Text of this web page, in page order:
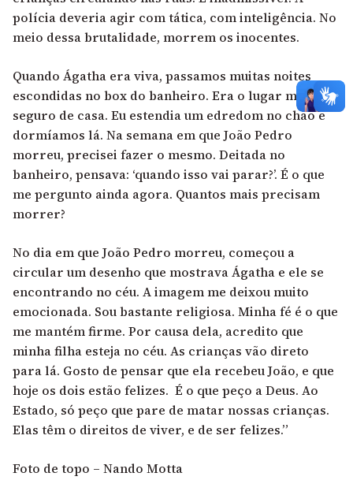
polícia deveria agir com tática, com inteligência. No
meio dessa brutalidade, morrem os inocentes.
Quando Ágatha era viva, passamos muitas noites
escondidas no box do banheiro. Era o lugar mais
seguro de casa. Eu estendia um edredom no chão e
dormíamos lá. Na semana em que João Pedro
morreu, precisei fazer o mesmo. Deitada no
banheiro, pensava: ‘quando isso vai parar?’. É o que
me pergunto ainda agora. Quantos mais precisam
morrer?
No dia em que João Pedro morreu, começou a
circular um desenho que mostrava Ágatha e ele se
encontrando no céu. A imagem me deixou muito
emocionada. Sou bastante religiosa. Minha fé é o que
me mantém firme. Por causa dela, acredito que
minha filha esteja no céu. As crianças vão direto
para lá. Gosto de pensar que ela recebeu João, e que
hoje os dois estão felizes. É o que peço a Deus. Ao
Estado, só peço que pare de matar nossas crianças.
Elas têm o direitos de viver, e de ser felizes.”
Foto de topo – Nando Motta